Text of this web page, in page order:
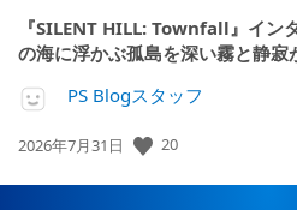
『SILENT HILL: Townfall』イン
の海に浮かぶ孤島を深い霧と静
PS Blogスタッフ
公
日:
2026年7月31日 20